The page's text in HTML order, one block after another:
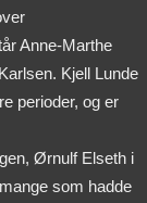
Anne-Marthe
Kjell Lunde
perioder, og er
Ørnulf Elseth i
som hadde